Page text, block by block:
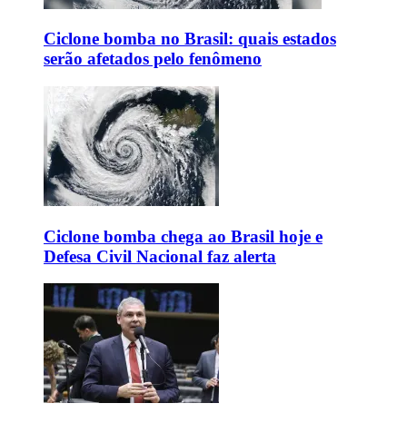
Ciclone bomba no Brasil: quais estados
serão afetados pelo fenômeno
Ciclone bomba chega ao Brasil hoje e
Defesa Civil Nacional faz alerta